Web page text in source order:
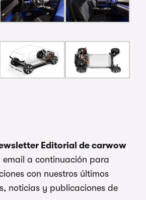
Editorial de carwow
email a continuación para
con nuestros últimos
noticias y publicaciones de